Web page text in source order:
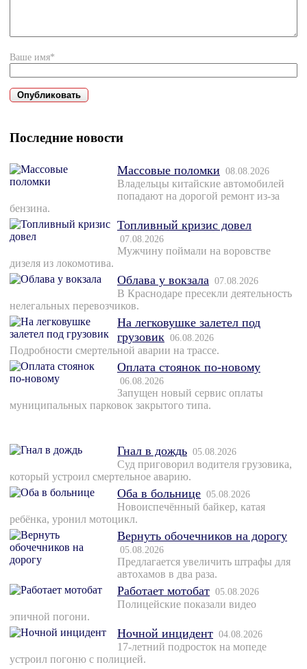
Ваше имя*
Последние новости
Массовые поломки 08.08.2026
Владельцы китайские автомобилей
попадают на дорогой ремонт из-за
бензина.
Топливный кризис довел
07.08.2026
Мужчину поймали на воровстве
дизеля из локомотива.
Облава у вокзала 07.08.2026
В Краснодаре пресекли деятельность
нелегальных перевозчиков.
На легковушке залетел под
грузовик 06.08.2026
Подробности смертельной аварии на трассе.
Оплата стоянок по-новому
06.08.2026
Запущен новый сервис оплаты
муниципальных парковок закрытого типа.
Гнал в дождь 05.08.2026
Суд приговорил водителя грузовика,
который устроил смертельное аварию.
Оба в больнице 05.08.2026
Новоиспечённый байкер, катая
ребёнка, уронил мотоцикл.
Вернуть обочечников на дорогу
05.08.2026
Предлагается увеличить штрафы для
автохамов в два раза.
Работает мотобат 05.08.2026
Полицейские показали видео
эпичной погони.
Ночной инцидент 04.08.2026
17-летний подросток на мопеде
устроил погоню с полицией.